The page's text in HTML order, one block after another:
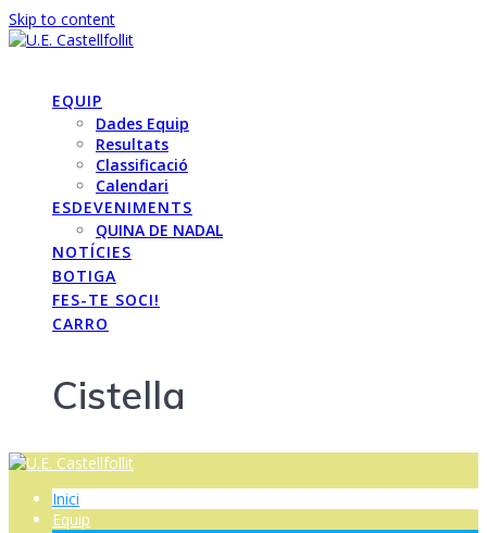
Skip to content
EQUIP
Dades Equip
Resultats
Classificació
Calendari
ESDEVENIMENTS
QUINA DE NADAL
NOTÍCIES
BOTIGA
FES-TE SOCI!
CARRO
Cistella
Inici
Equip